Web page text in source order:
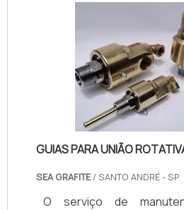
contratante.SAIBA
COMO O PROCESSO
DIVERSAS
pode ser aplicado tanto
empreendimentos
unidades e sistemas
processo de
modernização ou ajuste..
GUIAS PARA UNIÃO
SEA GRAFITE/ SANTO ANDRÉ - SP
O serviço de